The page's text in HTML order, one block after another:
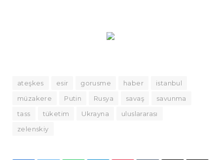
ateşkes esir gorusme haber
istanbul
müzakere
Putin Rusya savaş
savunma
tass
tüketim Ukrayna
uluslararası
zelenskiy